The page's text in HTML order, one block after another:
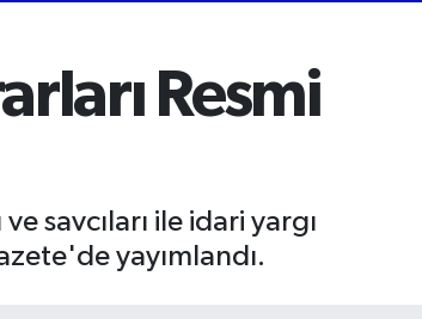
Resmi
savcıları ile idari yargı
yayımlandı.